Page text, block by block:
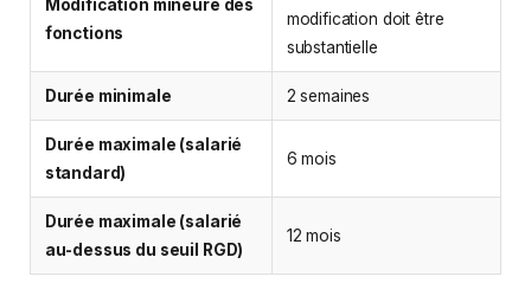
Modification mineure des
fonctions
modification doit être
substantielle
Durée minimale 2 semaines
Durée maximale (salarié
standard)
6 mois
Durée maximale (salarié
au-dessus du seuil RGD)
12 mois